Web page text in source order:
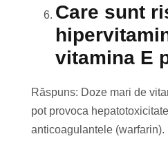
Care sunt
vitamina E
Răspuns: Doze mari de
pot provoca
anticoagulantele (warfarin).